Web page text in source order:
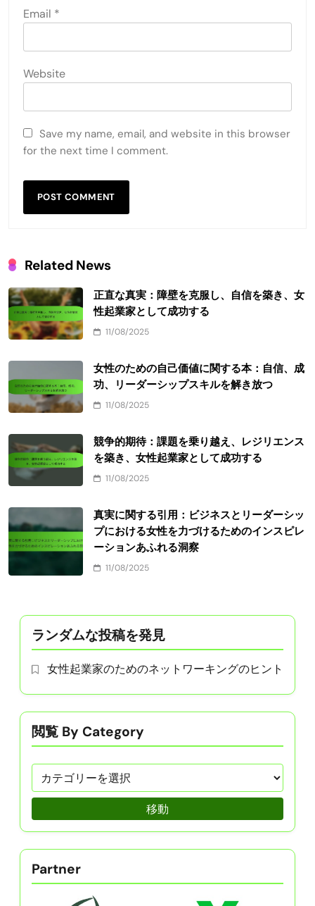
Email *
Website
Save my name, email, and website in this browser
for the next time I comment.
Related News
正直な真実：障壁を克服し、自信を築き、女
性起業家として成功する
11/08/2025
女性のための自己価値に関する本：自信、成
功、リーダーシップスキルを解き放つ
11/08/2025
競争的期待：課題を乗り越え、レジリエンス
を築き、女性起業家として成功する
11/08/2025
真実に関する引用：ビジネスとリーダーシッ
プにおける女性を力づけるためのインスピレ
ーションあふれる洞察
11/08/2025
ランダムな投稿を発見
女性起業家のためのネットワーキングのヒント
閲覧 By Category
移動
Partner